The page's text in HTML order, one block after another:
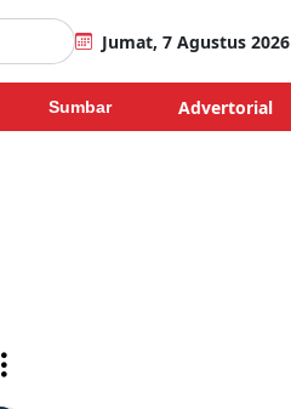
Jumat, 7 Agustus 2026
Sumbar Advertorial